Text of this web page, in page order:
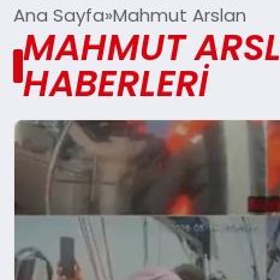
SPOR
SAĞLIK
TEKNOLOJI
MAGAZIN
Ana Sayfa Mahmut Arslan
MAHMUT
HABERLERI